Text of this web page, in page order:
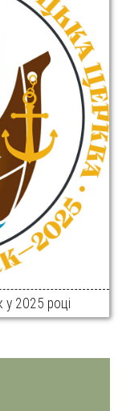
у 2025 році